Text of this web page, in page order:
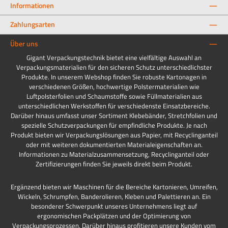
Informationen
Zahlungsarten
Über uns
Gigant Verpackungstechnik bietet eine vielfältige Auswahl an
Verpackungsmaterialien für den sicheren Schutz unterschiedlichster
Produkte. In unserem Webshop finden Sie robuste Kartonagen in
verschiedenen Größen, hochwertige Polstermaterialien wie
Luftpolsterfolien und Schaumstoffe sowie Füllmaterialien aus
unterschiedlichen Werkstoffen für verschiedenste Einsatzbereiche.
Darüber hinaus umfasst unser Sortiment Klebebänder, Stretchfolien und
spezielle Schutzverpackungen für empfindliche Produkte. Je nach
Produkt bieten wir Verpackungslösungen aus Papier, mit Recyclinganteil
oder mit weiteren dokumentierten Materialeigenschaften an.
Informationen zu Materialzusammensetzung, Recyclinganteil oder
Zertifizierungen finden Sie jeweils direkt beim Produkt.
Ergänzend bieten wir Maschinen für die Bereiche Kartonieren, Umreifen,
Wickeln, Schrumpfen, Banderolieren, Kleben und Palettieren an. Ein
besonderer Schwerpunkt unseres Unternehmens liegt auf
ergonomischen Packplätzen und der Optimierung von
Verpackungsprozessen. Darüber hinaus profitieren unsere Kunden vom